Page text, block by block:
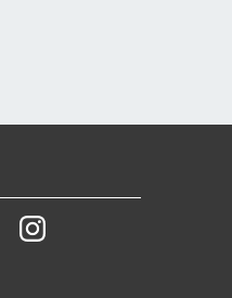
YoutubeInstagram